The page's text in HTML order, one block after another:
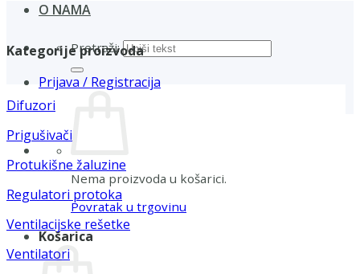
O NAMA
Pretraži:
Prijava / Registracija
Nema proizvoda u košarici.
Povratak u trgovinu
Košarica
Kategorije proizvoda
Difuzori
Prigušivači
Protukišne žaluzine
Regulatori protoka
Ventilacijske rešetke
Ventilatori